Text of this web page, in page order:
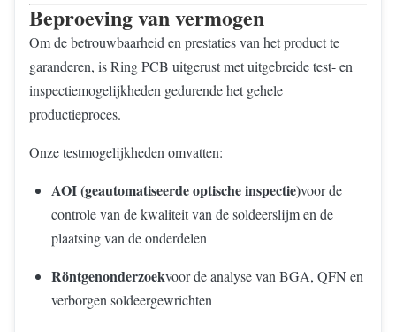
Beproeving van vermogen
Om de betrouwbaarheid en prestaties van het product te
garanderen, is Ring PCB uitgerust met uitgebreide test- en
inspectiemogelijkheden gedurende het gehele
productieproces.
Onze testmogelijkheden omvatten:
AOI (geautomatiseerde optische inspectie)voor de
controle van de kwaliteit van de soldeerslijm en de
plaatsing van de onderdelen
Röntgenonderzoekvoor de analyse van BGA, QFN en
verborgen soldeergewrichten